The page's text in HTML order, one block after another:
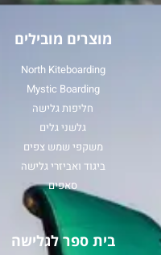
מוצרים מובילים
North Kiteboarding
Mystic Boarding
חליפות גלישה
גלשני גלים
משקפי שמש צפים
ביגוד ואביזרי גלישה
סאפים
בית ספר לגלישה